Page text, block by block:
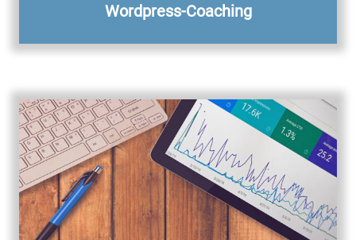
Wordpress-Coaching